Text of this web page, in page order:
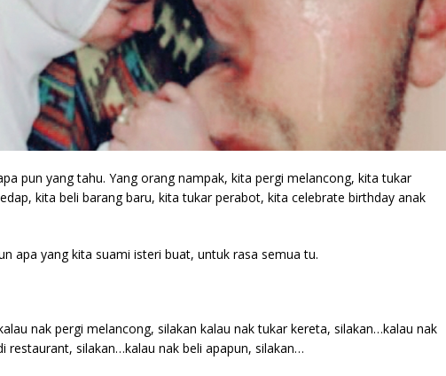
pun yang tahu. Yang orang nampak, kita pergi melancong, kita tukar
kita beli barang baru, kita tukar perabot, kita celebrate birthday anak
apa yang kita suami isteri buat, untuk rasa semua tu.
nak pergi melancong, silakan kalau nak tukar kereta, silakan…kalau nak
restaurant, silakan…kalau nak beli apapun, silakan…